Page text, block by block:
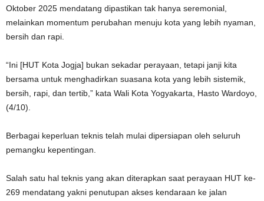
Oktober 2025 mendatang dipastikan tak hanya seremonial,
melainkan momentum perubahan menuju kota yang lebih nyaman,
bersih dan rapi.
“Ini [HUT Kota Jogja] bukan sekadar perayaan, tetapi janji kita
bersama untuk menghadirkan suasana kota yang lebih sistemik,
bersih, rapi, dan tertib,” kata Wali Kota Yogyakarta, Hasto Wardoyo,
(4/10).
Berbagai keperluan teknis telah mulai dipersiapan oleh seluruh
pemangku kepentingan.
Salah satu hal teknis yang akan diterapkan saat perayaan HUT ke-
269 mendatang yakni penutupan akses kendaraan ke jalan